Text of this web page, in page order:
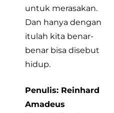
untuk merasakan.
Dan hanya dengan
itulah kita benar-
benar bisa disebut
hidup.
Penulis: Reinhard
Amadeus